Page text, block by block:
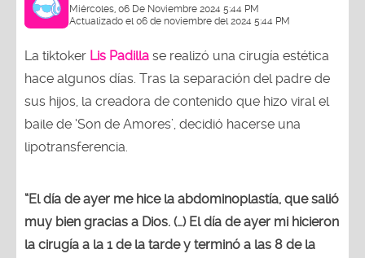
Miércoles, 06 De Noviembre 2024 5:44 PM
Actualizado el 06 de noviembre del 2024 5:44 PM
La tiktoker Lis Padilla se realizó una cirugía estética
hace algunos días. Tras la separación del padre de
sus hijos, la creadora de contenido que hizo viral el
baile de ‘Son de Amores’, decidió hacerse una
lipotransferencia.
“El día de ayer me hice la abdominoplastía, que salió
muy bien gracias a Dios. (…) El día de ayer mi hicieron
la cirugía a la 1 de la tarde y terminó a las 8 de la